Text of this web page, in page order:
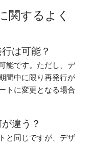
関するよく
は可能？
能です。ただし、デ
間中に限り再発行が
トに変更となる場合
違う？
と同じですが、デザ